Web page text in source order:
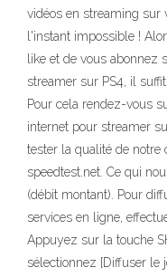
vidéos en streaming sur
l'instant impossible !
like et de vous abonnez
streamer sur PS4, il
Pour cela rendez-vous
internet pour streamer
tester la qualité de notre
speedtest.net. Ce qui
(débit montant). Pour
services en ligne,
Appuyez sur la touche
sélectionnez [Diffuser le